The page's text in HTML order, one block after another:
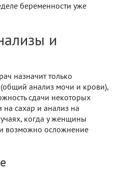
беременности уже
и
назначит только
(общий анализ мочи и крови),
сдачи некоторых
сахар и анализ на
когда у женщины
и возможно осложнение